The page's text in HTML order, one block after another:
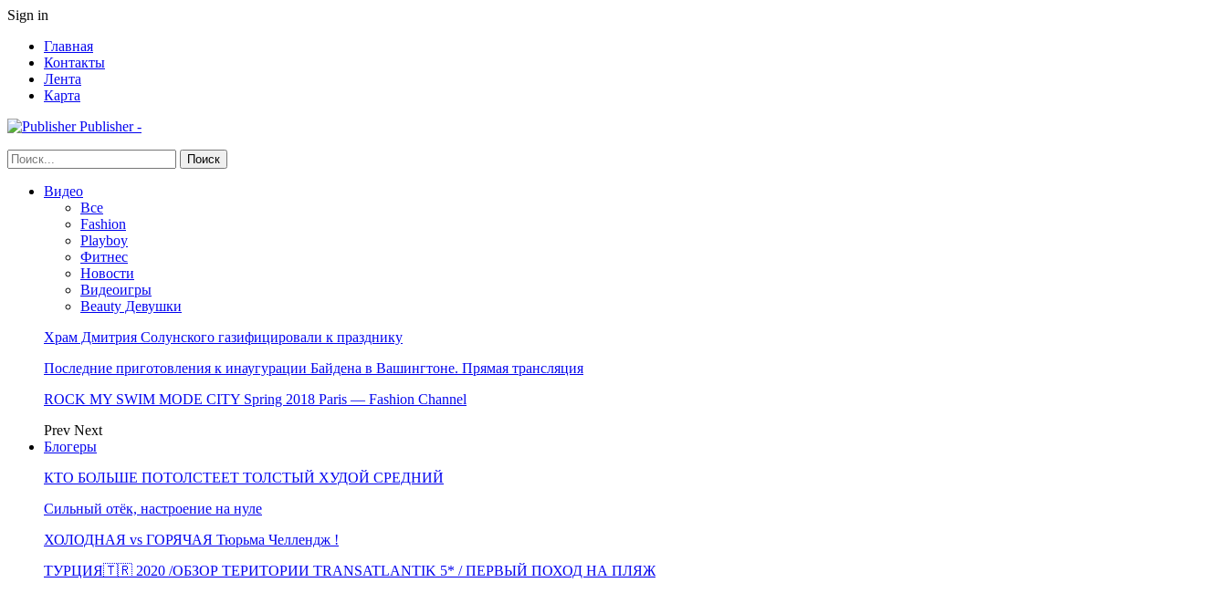
Sign in
Главная
Контакты
Лента
Карта
Publisher -
Видео
Все
Fashion
Playboy
Фитнес
Новости
Видеоигры
Beauty Девушки
Храм Дмитрия Солунского газифицировали к празднику
Последние приготовления к инаугурации Байдена в Вашингтоне. Прямая трансляция
ROCK MY SWIM MODE CITY Spring 2018 Paris — Fashion Channel
Prev Next
Блогеры
КТО БОЛЬШЕ ПОТОЛСТЕЕТ ТОЛСТЫЙ ХУДОЙ СРЕДНИЙ
Сильный отёк, настроение на нуле
ХОЛОДНАЯ vs ГОРЯЧАЯ Тюрьма Челлендж !
ТУРЦИЯ🇹🇷 2020 /ОБЗОР ТЕРИТОРИИ TRANSATLANTIK 5* / ПЕРВЫЙ ПОХОД НА ПЛЯЖ